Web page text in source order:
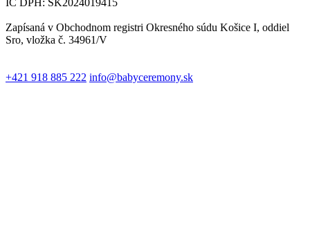
Zapísaná v Obchodnom registri Okresného súdu Košice I, oddiel
Sro, vložka č. 34961/V
+421 918 885 222 info@babyceremony.sk